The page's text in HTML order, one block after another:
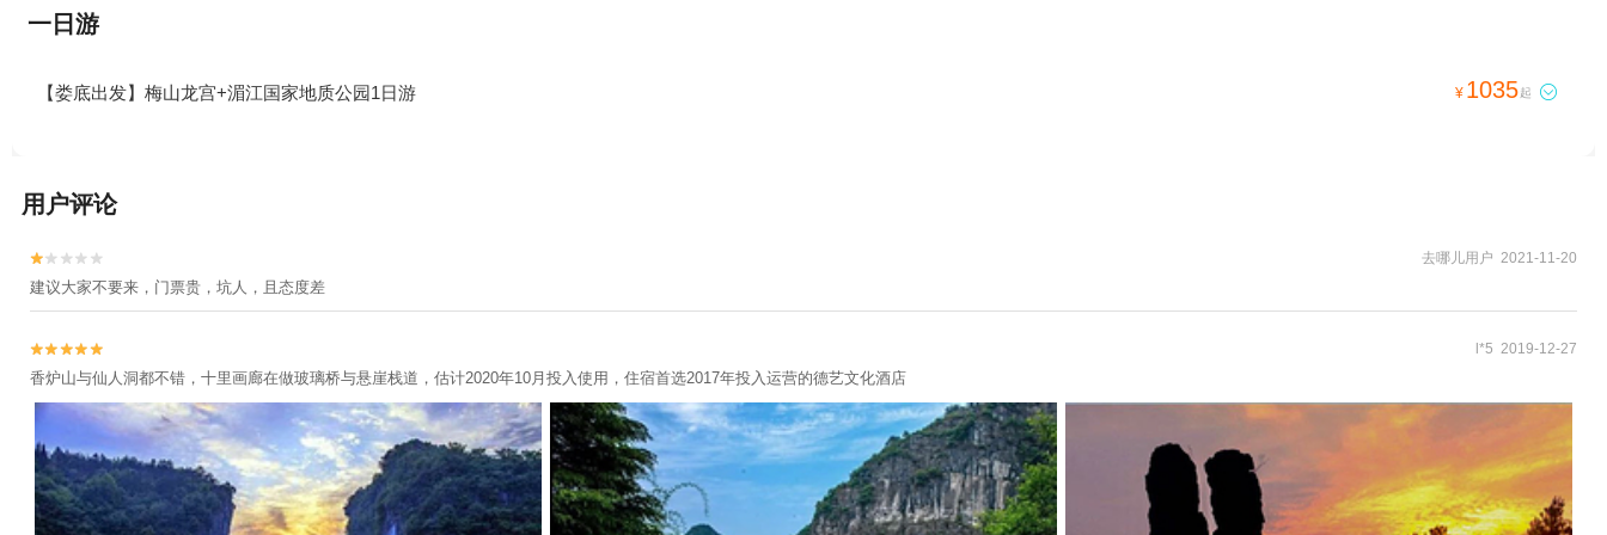
一日游
【娄底出发】梅山龙宫+湄江国家地质公园1日游 ¥ 1035起 
用户评论

 去哪儿用户 2021-11-20
建议大家不要来，门票贵，坑人，且态度差

 l*5 2019-12-27
香炉山与仙人洞都不错，十里画廊在做玻璃桥与悬崖栈道，估计2020年10月投入使用，住宿首选2017年投入运营的德艺文化酒店